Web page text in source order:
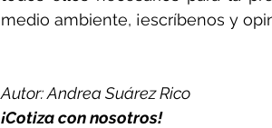
medio ambiente, ¡escríbenos y
Autor: Andrea Suárez Rico
¡Cotiza con nosotros!